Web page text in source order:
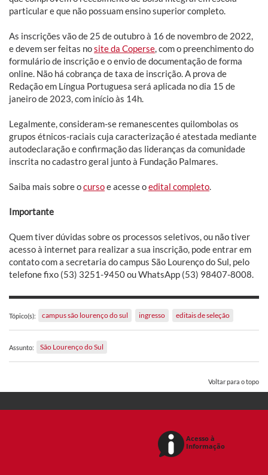
particular e que não possuam ensino superior completo.
As inscrições vão de 25 de outubro à 16 de novembro de 2022,
e devem ser feitas nosite da Coperse, com o preenchimento do
formulário de inscrição e o envio de documentação de forma
online. Não há cobrança de taxa de inscrição. A prova de
Redação em Língua Portuguesa será aplicada no dia 15 de
janeiro de 2023, com início às 14h.
Legalmente, consideram-se remanescentes quilombolas os
grupos étnicos-raciais cuja caracterização é atestada mediante
autodeclaração e confirmação das lideranças da comunidade
inscrita no cadastro geral junto à Fundação Palmares.
Saiba mais sobre ocursoe acesse oedital completo.
Importante
Quem tiver dúvidas sobre os processos seletivos, ou não tiver
acesso à internet para realizar a sua inscrição, pode entrar em
contato com a secretaria do campus São Lourenço do Sul, pelo
telefone fixo (53) 3251-9450 ou WhatsApp (53) 98407-8008.
Tópico(s): campus são lourenço do sul ingresso editais de seleção
Assunto: São Lourenço do Sul
Voltar para o topo